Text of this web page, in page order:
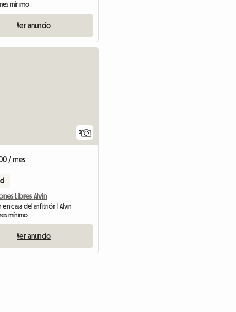
mínimo
Ver anuncio
3
/ mes
Libres Alvin
en casa del anfitrión | Alvin
mínimo
Ver anuncio